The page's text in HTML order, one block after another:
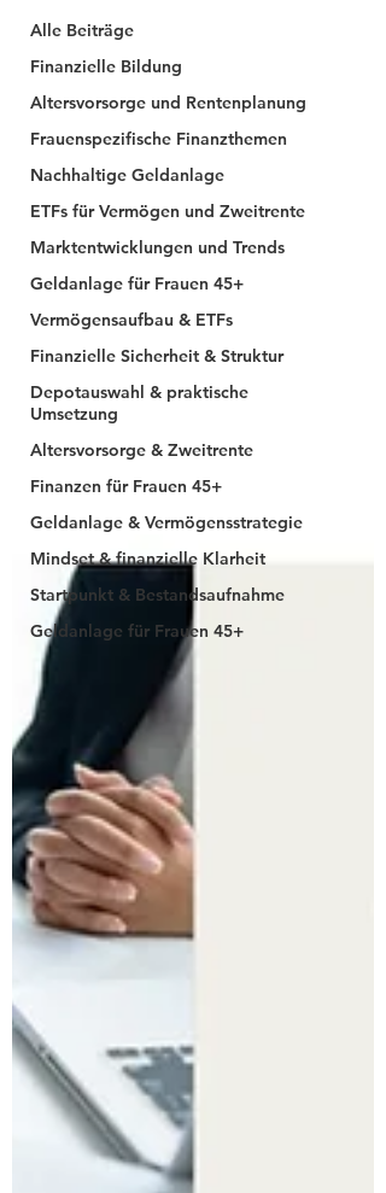
Alle Beiträge
Finanzielle Bildung
Altersvorsorge und Rentenplanung
Frauenspezifische Finanzthemen
Nachhaltige Geldanlage
ETFs für Vermögen und Zweitrente
Marktentwicklungen und Trends
Geldanlage für Frauen 45+
Vermögensaufbau & ETFs
Finanzielle Sicherheit & Struktur
Depotauswahl & praktische
Umsetzung
Altersvorsorge & Zweitrente
Finanzen für Frauen 45+
Geldanlage & Vermögensstrategie
Mindset & finanzielle Klarheit
Startpunkt & Bestandsaufnahme
Geldanlage für Frauen 45+